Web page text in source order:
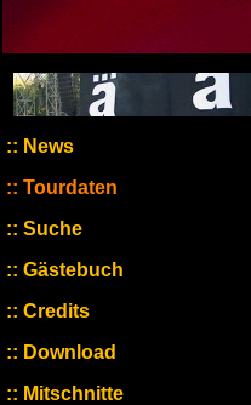
News
Tourdaten
Suche
Gästebuch
Credits
Download
Mitschnitte